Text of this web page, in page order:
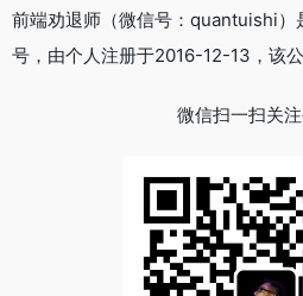
前端劝退师（微信号：quantuishi）
号，由个人注册于2016-12-13，该
微信扫一扫关